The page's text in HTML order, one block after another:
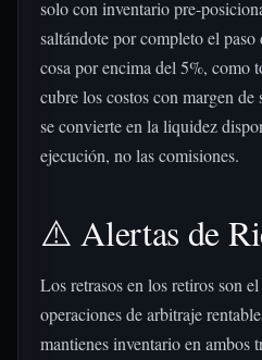
solo con inventario pre-
saltándote por completo el
cosa por encima del 5%, como
cubre los costos con margen
se convierte en la liquidez
ejecución, no las comisiones.
⚠️ Alertas de
Los retrasos en los retiros son
operaciones de arbitraje
mantienes inventario en ambos